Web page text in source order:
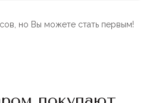
но Вы можете стать первым!